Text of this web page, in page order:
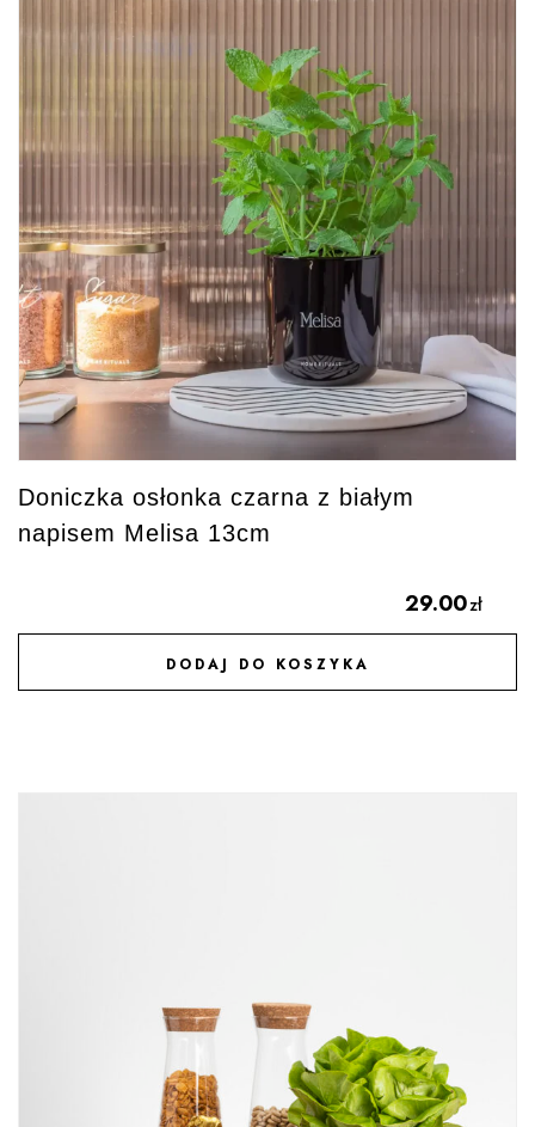
Doniczka osłonka czarna z białym
napisem Melisa 13cm
29.00zł
DODAJ DO KOSZYKA
DODAJ DO ULUBIONYCH